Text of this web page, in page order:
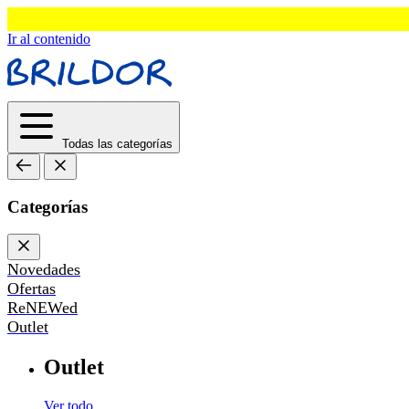
Ir al contenido
Todas las categorías
Categorías
Novedades
Ofertas
ReNEWed
Outlet
Outlet